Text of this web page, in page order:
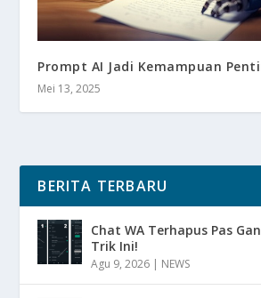
Prompt AI Jadi Kemampuan
Mei 13, 2025
BERITA TERBARU
Chat WA Terhapus Pas
Trik Ini!
Agu 9, 2026 | NEWS